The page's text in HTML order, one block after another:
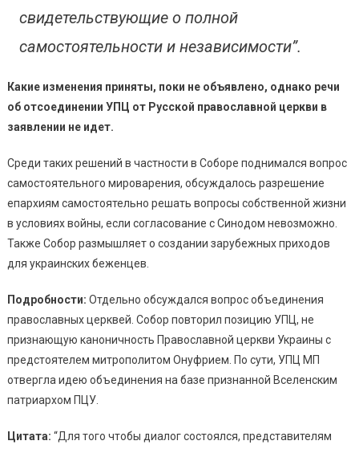
свидетельствующие о полной
самостоятельности и независимости”.
Какие изменения приняты, поки не объявлено, однако речи
об отсоединении УПЦ от Русской православной церкви в
заявлении не идет.
Среди таких решений в частности в Соборе поднимался вопрос
самостоятельного мироварения, обсуждалось разрешение
епархиям самостоятельно решать вопросы собственной жизни
в условиях войны, если согласование с Синодом невозможно.
Также Собор размышляет о создании зарубежных приходов
для украинских беженцев.
Подробности: Отдельно обсуждался вопрос объединения
православных церквей. Собор повторил позицию УПЦ, не
признающую каноничность Православной церкви Украины с
предстоятелем митрополитом Онуфрием. По сути, УПЦ МП
отвергла идею объединения на базе признанной Вселенским
патриархом ПЦУ.
Цитата: “Для того чтобы диалог состоялся, представителям